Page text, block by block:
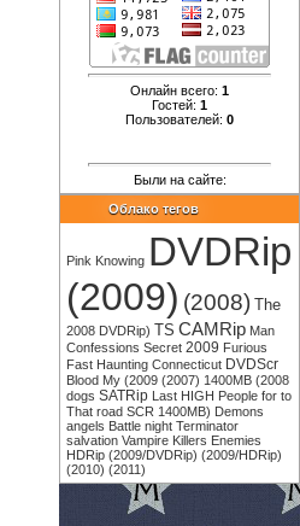
Онлайн всего: 1
Гостей: 1
Пользователей: 0
Были на сайте:
Облако тегов
Pink Knowing DVDRip
(2009) (2008) The
2008 DVDRip) TS CAMRip Man
Confessions Secret 2009 Furious
Fast Haunting Connecticut DVDScr
Blood My (2009 (2007) 1400MB (2008
dogs SATRip Last HIGH People for to
That road SCR 1400MB) Demons
angels Battle night Terminator
salvation Vampire Killers Enemies
HDRip (2009/DVDRip) (2009/HDRip)
(2010) (2011)